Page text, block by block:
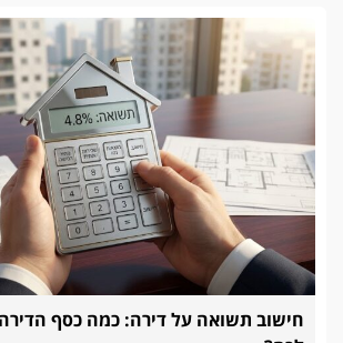
חישוב תשואה על דירה: כמה כסף